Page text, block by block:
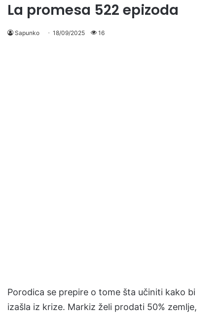
La promesa 522 epizoda
Sapunko 18/09/2025 16
Porodica se prepire o tome šta učiniti kako bi
izašla iz krize. Markiz želi prodati 50% zemlje,